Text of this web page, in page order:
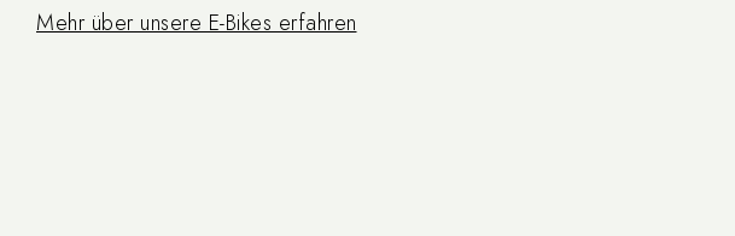
Mehr über unsere E-Bikes erfahren